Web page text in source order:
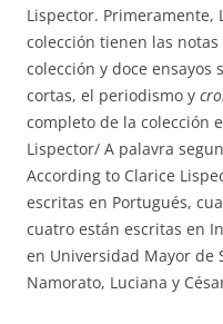
Lispector. Primeramente,
colección tienen las
colección y doce ensayos
cortas, el periodismo y
completo de la colección
Lispector/ A palavra
According to Clarice
escritas en Portugués,
cuatro están escritas en
en Universidad Mayor de
Namorato, Luciana y